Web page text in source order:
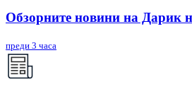
Обзорните новини на Дарик
преди 3 часа